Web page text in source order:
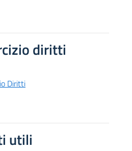
diritti
Diritti
utili